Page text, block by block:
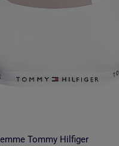
Tommy Hilfiger